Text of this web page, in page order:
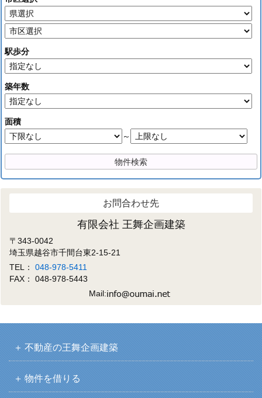
駅歩分
築年数
面積
～
お問合わせ先
有限会社 王舞企画建築
〒343-0042
埼玉県越谷市千間台東2-15-21
TEL：048-978-5411
FAX： 048-978-5443
Mail:
不動産の王舞企画建築
物件を借りる